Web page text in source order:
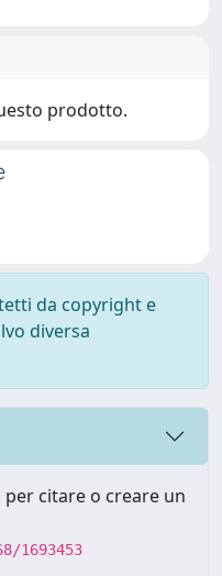
prodotto.
da copyright e
diversa
citare o creare un
1693453